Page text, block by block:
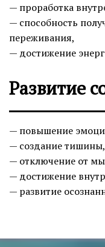
— проработка
— способность
переживания,
— достижение
Развитие
— повышение
— создание тишины,
— отключение от
— достижение
— развитие